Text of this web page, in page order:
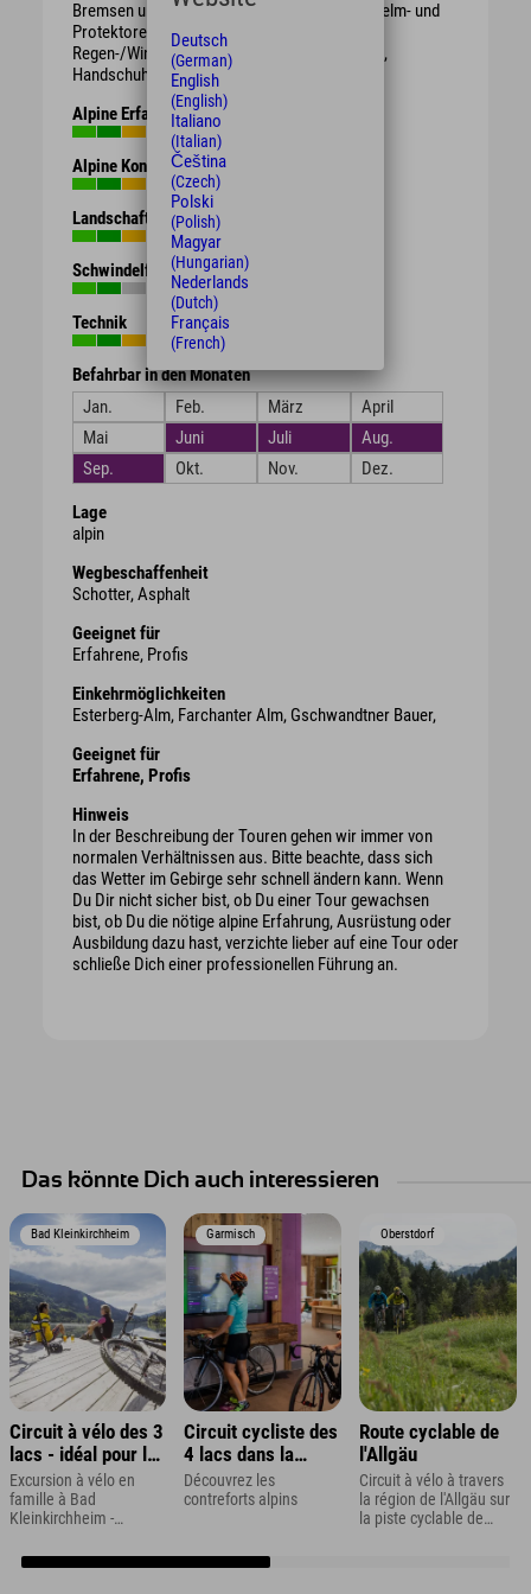
Bremsen und genügend Bremsbelag. Schutzhelm- und
Protektoren.
Regen-/Wind-/Sonnen-/Wetterschutzkleidung,
Handschuhe, Getränk, Proviant.
Alpine Erfahrung
Alpine Kondition
Landschaft
Schwindelfreiheit
Technik
Befahrbar in den Monaten
Jan.
Feb. März
April
Mai
Juni Juli
Aug.
Sep.
Okt. Nov. Dez.
Lage
alpin
Wegbeschaffenheit
Schotter, Asphalt
Geeignet für
Erfahrene, Profis
Einkehrmöglichkeiten
Esterberg-Alm, Farchanter Alm, Gschwandtner Bauer,
Geeignet für
Erfahrene, Profis
Hinweis
In der Beschreibung der Touren gehen wir immer von
normalen Verhältnissen aus. Bitte beachte, dass sich
das Wetter im Gebirge sehr schnell ändern kann. Wenn
Du Dir nicht sicher bist, ob Du einer Tour gewachsen
bist, ob Du die nötige alpine Erfahrung, Ausrüstung oder
Ausbildung dazu hast, verzichte lieber auf eine Tour oder
schließe Dich einer professionellen Führung an.
Das könnte Dich auch interessieren
Bad Kleinkirchheim
Circuit à vélo des 3
lacs - idéal pour les
familles
Excursion à vélo en
famille à Bad
Kleinkirchheim -
Carinthie
Garmisch
Circuit cycliste des
4 lacs dans la
région de la
Zugspitze
Découvrez les
contreforts alpins
Oberstdorf
Route cyclable de
l'Allgäu
Circuit à vélo à travers
la région de l'Allgäu sur
la piste cyclable de
Deutsch
(German)
English
(English)
Italiano
(Italian)
Čeština
(Czech)
Polski
(Polish)
Magyar
(Hungarian)
Nederlands
(Dutch)
Français
(French)